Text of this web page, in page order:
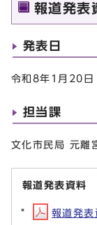
報道発表
発表日
令和8年1月20日
担当課
文化市民局 元離
報道発表資料
報道発